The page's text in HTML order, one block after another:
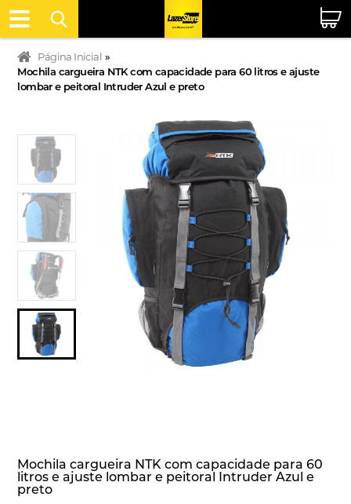
Página Inicial »
Mochila cargueira NTK com capacidade para 60 litros e ajuste
lombar e peitoral Intruder Azul e preto
Mochila cargueira NTK com capacidade para 60
litros e ajuste lombar e peitoral Intruder Azul e
preto